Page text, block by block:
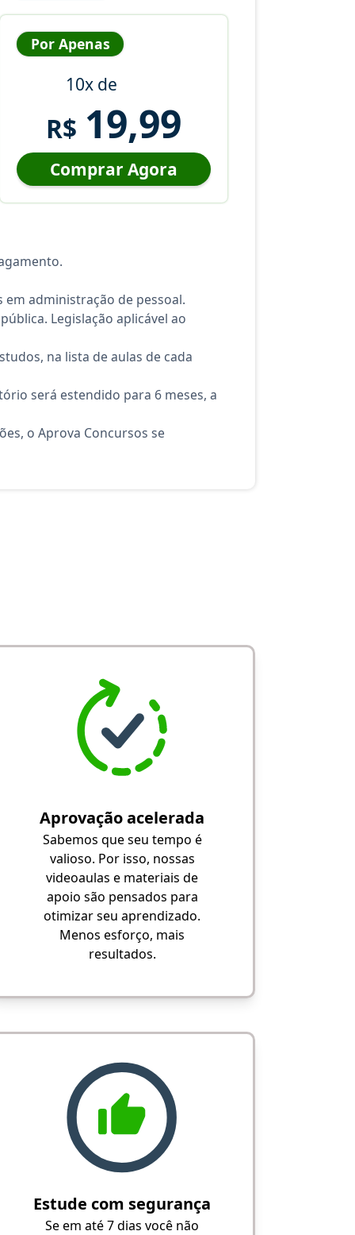
Por Apenas
10x de
R$ 19,99
Comprar Agora
administração de pessoal.
Legislação aplicável ao
na lista de aulas de cada
será estendido para 6 meses, a
o Aprova Concursos se
Aprovação acelerada
Sabemos que seu tempo é
valioso. Por isso, nossas
videoaulas e materiais de
apoio são pensados para
otimizar seu aprendizado.
Menos esforço, mais
resultados.
Estude com segurança
Se em até 7 dias você não